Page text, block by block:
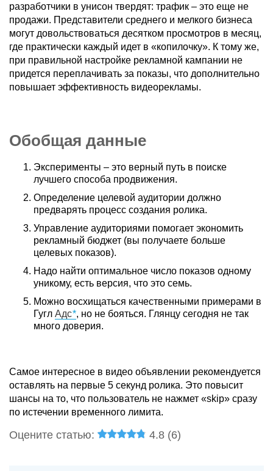
разработчики в унисон твердят: трафик – это еще не
продажи. Представители среднего и мелкого бизнеса
могут довольствоваться десятком просмотров в месяц,
где практически каждый идет в «копилочку». К тому же,
при правильной настройке рекламной кампании не
придется переплачивать за показы, что дополнительно
повышает эффективность видеорекламы.
Обобщая данные
Эксперименты – это верный путь в поиске
лучшего способа продвижения.
Определение целевой аудитории должно
предварять процесс создания ролика.
Управление аудиториями помогает экономить
рекламный бюджет (вы получаете больше
целевых показов).
Надо найти оптимальное число показов одному
уникому, есть версия, что это семь.
Можно восхищаться качественными примерами в
Гугл Адс , но не бояться. Глянцу сегодня не так
много доверия.
Самое интересное в видео объявлении рекомендуется
оставлять на первые 5 секунд ролика. Это повысит
шансы на то, что пользователь не нажмет «skip» сразу
по истечении временного лимита.
Оцените статью: 4.8 (6)